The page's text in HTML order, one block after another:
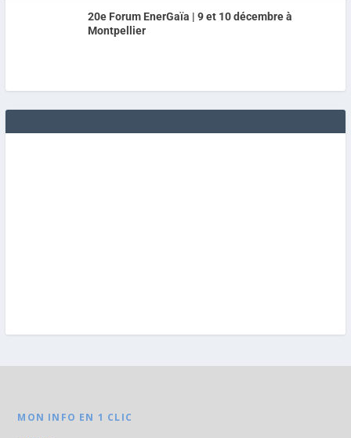
20e Forum EnerGaïa | 9 et 10 décembre à
Montpellier
MON INFO EN 1 CLIC